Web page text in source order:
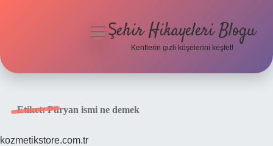
menüyüŞehir Hikayeleri Blogu
Kentlerin gizli köşelerini keşfet!
Etiket:Püryan ismi ne demek
kozmetikstore.com.tr